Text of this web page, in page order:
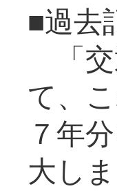
■過去
「
て、
７年
大